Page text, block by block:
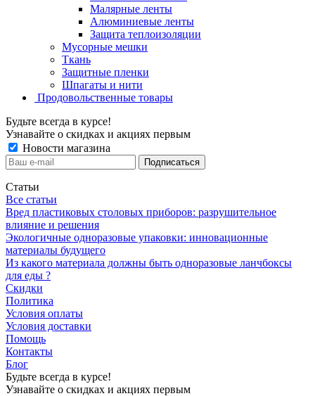
Малярные ленты
Алюминиевые ленты
Защита теплоизоляции
Мусорные мешки
Ткань
Защитные пленки
Шпагаты и нити
Продовольственные товары
Будьте всегда в курсе!
Узнавайте о скидках и акциях первым
Новости магазина
Статьи
Все статьи
Вред пластиковых столовых приборов: разрушительное
влияние и решения
Экологичные одноразовые упаковки: инновационные
материалы будущего
Из какого материала должны быть одноразовые ланчбоксы
для еды ?
Скидки
Политика
Условия оплаты
Условия доставки
Помощь
Контакты
Блог
Будьте всегда в курсе!
Узнавайте о скидках и акциях первым